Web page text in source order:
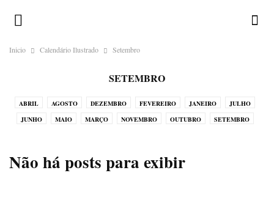
Inicio Calendário Ilustrado Setembro
SETEMBRO
ABRIL AGOSTO DEZEMBRO FEVEREIRO JANEIRO
JULHO
JUNHO
MAIO MARÇO NOVEMBRO OUTUBRO SETEMBRO
Não há posts para exibir